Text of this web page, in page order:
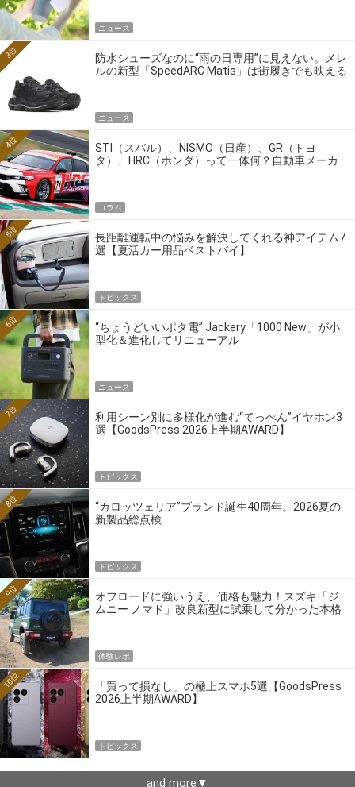
ニュース
防水シューズなのに“雨の日専用”に見えない。メレ
ルの新型「SpeedARC Matis」は街履きでも映える
3位
ニュース
STI（スバル）、NISMO（日産）、GR（トヨ
タ）、HRC（ホンダ）って一体何？自動車メーカ
4位
コラム
長距離運転中の悩みを解決してくれる神アイテム7
選【夏活カー用品ベストバイ】
5位
トピックス
“ちょうどいいポタ電” Jackery「1000 New」が小
型化＆進化してリニューアル
6位
ニュース
利用シーン別に多様化が進む“てっぺん”イヤホン3
選【GoodsPress 2026上半期AWARD】
7位
トピックス
“カロッツェリア”ブランド誕生40周年。2026夏の
新製品総点検
8位
トピックス
オフロードに強いうえ、価格も魅力！スズキ「ジ
ムニー ノマド」改良新型に試乗して分かった本格
9位
体験レポ
「買って損なし」の極上スマホ5選【GoodsPress
2026上半期AWARD】
10位
トピックス
and more▼